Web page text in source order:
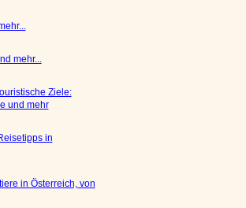
mehr...
Ziele:
und mehr
in
in Österreich, von